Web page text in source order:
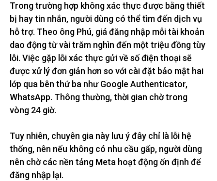
Trong trường hợp không xác thực được bằng thiết
bị hay tin nhắn, người dùng có thể tìm đến dịch vụ
hỗ trợ. Theo ông Phú, giá đăng nhập mỗi tài khoản
dao động từ vài trăm nghìn đến một triệu đồng tùy
lỗi. Việc gặp lỗi xác thực gửi về số điện thoại sẽ
được xử lý đơn giản hơn so với cài đặt bảo mật hai
lớp qua bên thứ ba như Google Authenticator,
WhatsApp. Thông thường, thời gian chờ trong
vòng 24 giờ.
Tuy nhiên, chuyên gia này lưu ý đây chỉ là lỗi hệ
thống, nên nếu không có nhu cầu gấp, người dùng
nên chờ các nền tảng Meta hoạt động ổn định để
đăng nhập lại.